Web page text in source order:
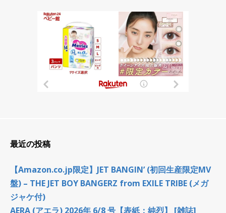
最近の投稿
【Amazon.co.jp限定】JET BANGIN’ (初回生産限定MV
盤) – THE JET BOY BANGERZ from EXILE TRIBE (メガ
ジャケ付)
AERA (アエラ) 2026年 6/8 号【表紙：純烈】 [雑誌]